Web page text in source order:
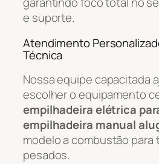
e suporte.
Atendimento
Técnica
Nossa equipe capacitada
escolher o equipamento
empilhadeira elétrica
empilhadeira manual
modelo a combustão para
pesados.